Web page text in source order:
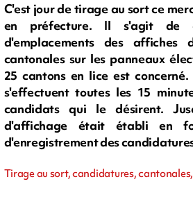
C'est jour de tirage au sort ce
en préfecture. Il s'agit de
d'emplacements des affiches
cantonales sur les panneaux
25 cantons en lice est
s'effectuent toutes les 15
candidats qui le désirent.
d'affichage était établi en
d'enregistrement des
Tirage au sort, candidatures,